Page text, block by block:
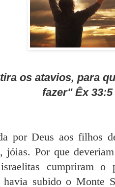
os atavios, para
fazer" Êx 33:5
por Deus aos filhos
jóias. Por que
cumpriram o
havia subido o Monte